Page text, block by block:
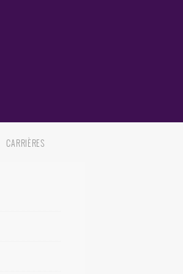
CARRIÈRES